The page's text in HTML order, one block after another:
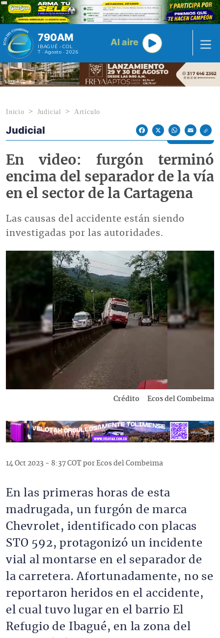
Pasar al contenido principal
790AM
IBAGUÉ - COL
7 · Agosto · 2026
Al aire
Inicio Judicial Artículo
Econoticias y Eventos
Judicial
FacebookX WhatsAppEmail
En video: furgón terminó
encima del separador de la vía
en el sector de la Cartagena
Las causas del accidente están siendo
investigadas por las autoridades.
Crédito Ecos del Combeima
14 Oct 2023 - 8:37 COT por Ecos del Combeima
En las primeras horas de esta
madrugada, un furgón de marca
Chevrolet, identificado con placas
STO 592, protagonizó un incidente
vial al montarse en el separador de
la carretera. Afortunadamente, no se
reportaron heridos en el accidente,
el cual tuvo lugar en el barrio El
Refugio de Ibagué, en la zona del